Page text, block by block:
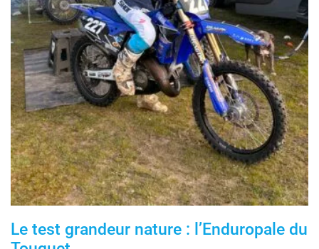
Le test grandeur nature : l’Enduropale du